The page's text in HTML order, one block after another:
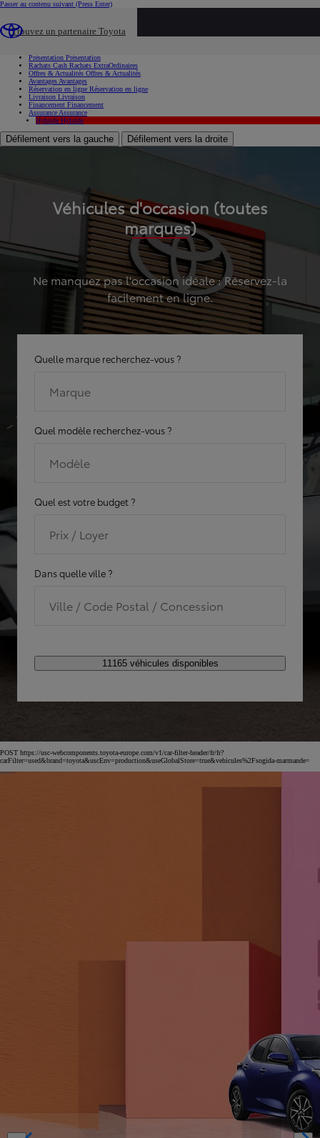
Passer au contenu suivant (Press Enter)
Trouvez un partenaire Toyota
Présentation Présentation
Rachats Cash Rachats ExtraOrdinaires
Offres & Actualités Offres & Actualités
Avantages Avantages
Réservation en ligne Réservation en ligne
Livraison Livraison
Financement Financement
Assurance Assurance
Hybride Hybride
Défilement vers la gauche Défilement vers la droite
Véhicules d'occasion (toutes
marques)
Ne manquez pas l'occasion idéale : Réservez-la
facilement en ligne.
Quelle marque recherchez-vous ?
Marque
Quel modèle recherchez-vous ?
Modèle
Quel est votre budget ?
Prix / Loyer
Dans quelle ville ?
Ville / Code Postal / Concession
11165 véhicules disponibles
POST https://usc-webcomponents.toyota-europe.com/v1/car-filter-header/fr/fr?
carFilter=used&brand=toyota&uscEnv=production&useGlobalStore=true&vehicules%2Fsogida-marmande=